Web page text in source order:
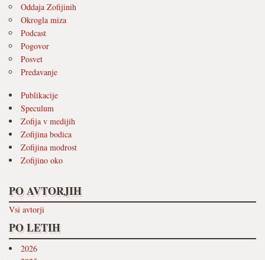
Oddaja Zofijinih
Okrogla miza
Podcast
Pogovor
Posvet
Predavanje
Publikacije
Speculum
Zofija v medijih
Zofijina bodica
Zofijina modrost
Zofijino oko
PO AVTORJIH
Vsi avtorji
PO LETIH
2026